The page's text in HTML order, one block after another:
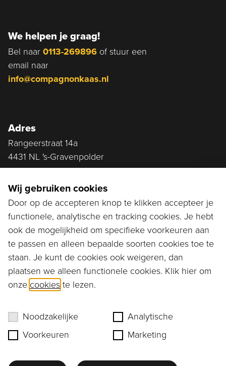
We helpen je graag!
Bel naar 0113-269896 of stuur een
email naar
info@compagnonkaas.nl
Adres
Rangeerstraat 14a
4431 NL 's-Gravenpolder
Ga naar...
Bestellen
Diensten
Assortiment
Ons verhaal
Wij gebruiken cookies
Door op de accepteren knop te klikken accepteer je
functionele, analytische en tracking cookies. Je hebt
ook de mogelijkheid om specifieke voorkeuren aan
te passen en alleen bepaalde soorten cookies toe te
staan. Je kunt de cookies ook weigeren, dan
plaatsen we alleen functionele cookies. Klik hier om
onze cookies te lezen.
Noodzakelijke
Analytische
Voorkeuren
Marketing